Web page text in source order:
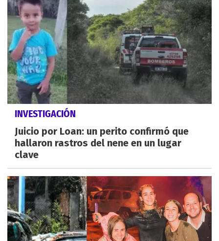
INVESTIGACIÓN
Juicio por Loan: un perito confirmó que
hallaron rastros del nene en un lugar
clave